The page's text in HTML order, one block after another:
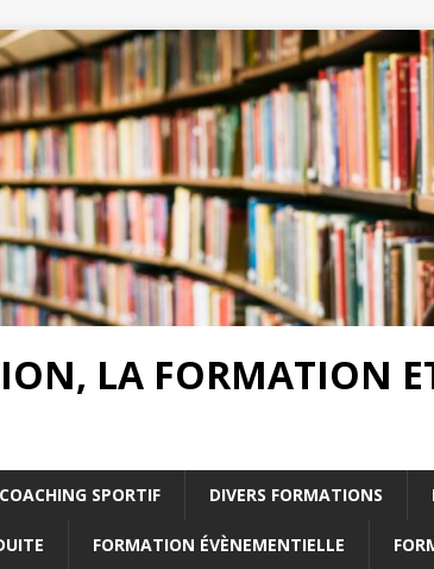
LA FORMATION
COACHING SPORTIF DIVERS FORMATIONS
FORMATION ÉVÈNEMENTIELLE